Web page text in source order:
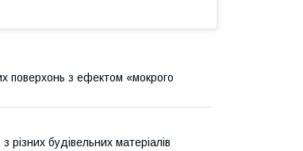
поверхонь з ефектом «мокрого
різних будівельних матеріалів